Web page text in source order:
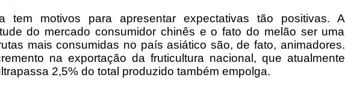
tem motivos para apresentar expectativas tão positivas. A
do mercado consumidor chinês e o fato do melão ser uma
mais consumidas no país asiático são, de fato, animadores.
na exportação da fruticultura nacional, que atualmente
2,5% do total produzido também empolga.